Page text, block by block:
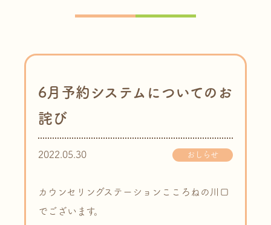
6月予約システムについてのお
詫び
2022.05.30 おしらせ
カウンセリングステーションこころねの川口
でございます。